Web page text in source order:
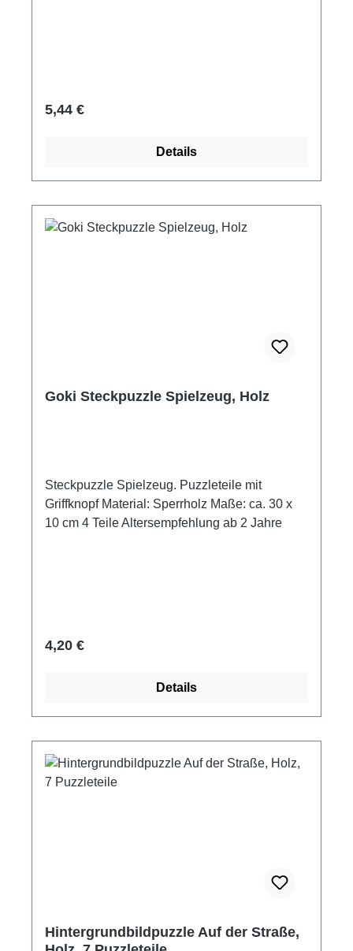
Regulärer Preis:
5,44 €
Details
Goki Steckpuzzle Spielzeug, Holz
Steckpuzzle Spielzeug. Puzzleteile mit
Griffknopf Material: Sperrholz Maße: ca. 30 x
10 cm 4 Teile Altersempfehlung ab 2 Jahre
Regulärer Preis:
4,20 €
Details
Hintergrundbildpuzzle Auf der Straße,